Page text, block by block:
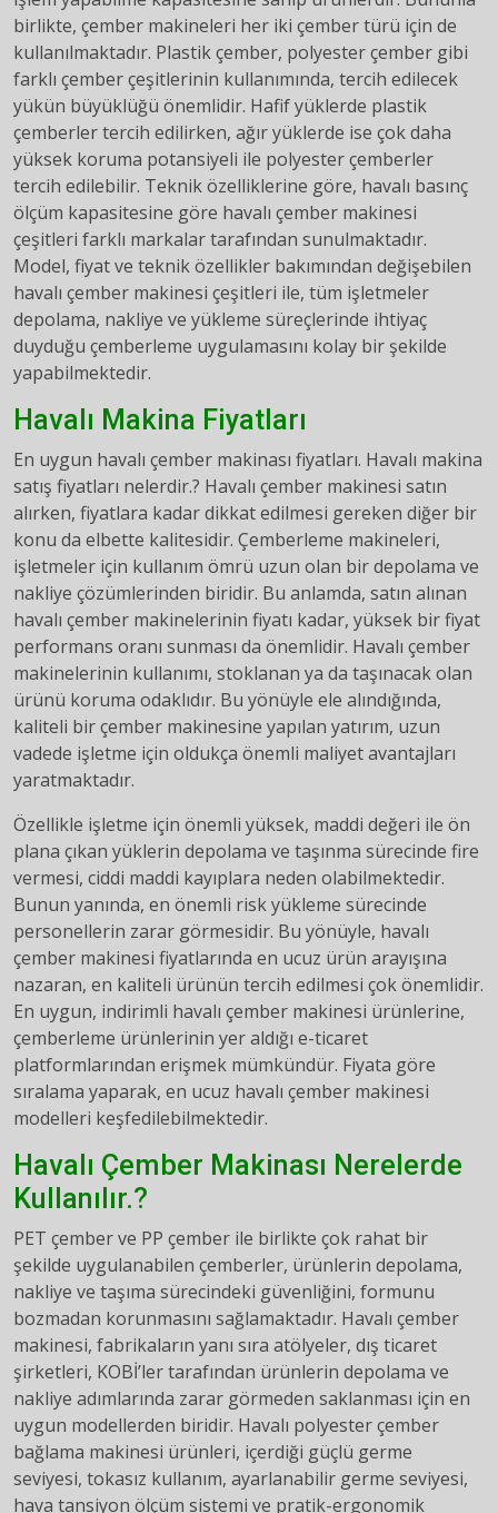
birlikte, çember makineleri her iki çember türü için de
kullanılmaktadır. Plastik çember, polyester çember gibi
farklı çember çeşitlerinin kullanımında, tercih edilecek
yükün büyüklüğü önemlidir. Hafif yüklerde plastik
çemberler tercih edilirken, ağır yüklerde ise çok daha
yüksek koruma potansiyeli ile polyester çemberler
tercih edilebilir. Teknik özelliklerine göre, havalı basınç
ölçüm kapasitesine göre havalı çember makinesi
çeşitleri farklı markalar tarafından sunulmaktadır.
Model, fiyat ve teknik özellikler bakımından değişebilen
havalı çember makinesi çeşitleri ile, tüm işletmeler
depolama, nakliye ve yükleme süreçlerinde ihtiyaç
duyduğu çemberleme uygulamasını kolay bir şekilde
yapabilmektedir.
Havalı Makina Fiyatları
En uygun havalı çember makinası fiyatları. Havalı makina
satış fiyatları nelerdir.? Havalı çember makinesi satın
alırken, fiyatlara kadar dikkat edilmesi gereken diğer bir
konu da elbette kalitesidir. Çemberleme makineleri,
işletmeler için kullanım ömrü uzun olan bir depolama ve
nakliye çözümlerinden biridir. Bu anlamda, satın alınan
havalı çember makinelerinin fiyatı kadar, yüksek bir fiyat
performans oranı sunması da önemlidir. Havalı çember
makinelerinin kullanımı, stoklanan ya da taşınacak olan
ürünü koruma odaklıdır. Bu yönüyle ele alındığında,
kaliteli bir çember makinesine yapılan yatırım, uzun
vadede işletme için oldukça önemli maliyet avantajları
yaratmaktadır.
Özellikle işletme için önemli yüksek, maddi değeri ile ön
plana çıkan yüklerin depolama ve taşınma sürecinde fire
vermesi, ciddi maddi kayıplara neden olabilmektedir.
Bunun yanında, en önemli risk yükleme sürecinde
personellerin zarar görmesidir. Bu yönüyle, havalı
çember makinesi fiyatlarında en ucuz ürün arayışına
nazaran, en kaliteli ürünün tercih edilmesi çok önemlidir.
En uygun, indirimli havalı çember makinesi ürünlerine,
çemberleme ürünlerinin yer aldığı e-ticaret
platformlarından erişmek mümkündür. Fiyata göre
sıralama yaparak, en ucuz havalı çember makinesi
modelleri keşfedilebilmektedir.
Havalı Çember Makinası Nerelerde
Kullanılır.?
PET çember ve PP çember ile birlikte çok rahat bir
şekilde uygulanabilen çemberler, ürünlerin depolama,
nakliye ve taşıma sürecindeki güvenliğini, formunu
bozmadan korunmasını sağlamaktadır. Havalı çember
makinesi, fabrikaların yanı sıra atölyeler, dış ticaret
şirketleri, KOBİ’ler tarafından ürünlerin depolama ve
nakliye adımlarında zarar görmeden saklanması için en
uygun modellerden biridir. Havalı polyester çember
bağlama makinesi ürünleri, içerdiği güçlü germe
seviyesi, tokasız kullanım, ayarlanabilir germe seviyesi,
hava tansiyon ölçüm sistemi ve pratik-ergonomik